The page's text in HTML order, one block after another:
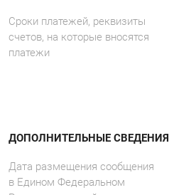
Сроки платежей, реквизиты
счетов, на которые вносятся
платежи
ДОПОЛНИТЕЛЬНЫЕ СВЕДЕНИЯ
Дата размещения сообщения
в Едином Федеральном